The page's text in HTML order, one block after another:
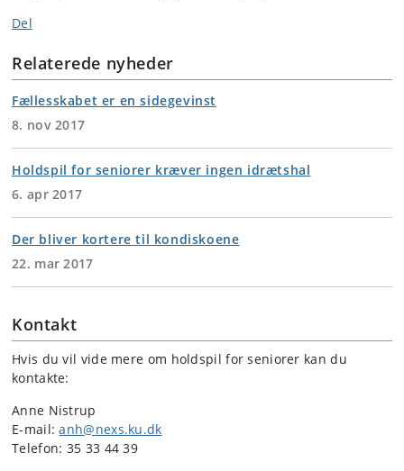
Del
Relaterede nyheder
Fællesskabet er en sidegevinst
8. nov 2017
Holdspil for seniorer kræver ingen idrætshal
6. apr 2017
Der bliver kortere til kondiskoene
22. mar 2017
Kontakt
Hvis du vil vide mere om holdspil for seniorer kan du
kontakte:
Anne Nistrup
E-mail:anh@nexs.ku.dk
Telefon: 35 33 44 39